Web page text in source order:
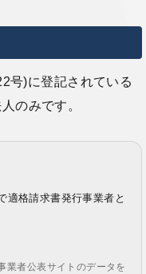
号)に登記されている
のみです。
適格請求書発行事業者と
業者公表サイトのデータを